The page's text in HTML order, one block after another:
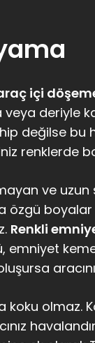
içi
veya deriyle
değilse bu
renklerde
ve
özgü
Renkli
emniyet
olmaz.